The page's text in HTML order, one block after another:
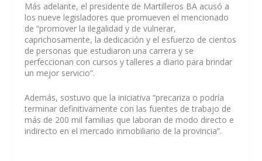
Más adelante, el presidente de Martilleros BA acusó a
los nueve legisladores que promueven el mencionado
de “promover la ilegalidad y de vulnerar,
caprichosamente, la dedicación y el esfuerzo de cientos
de personas que estudiaron una carrera y se
perfeccionan con cursos y talleres a diario para brindar
un mejor servicio”.
Además, sostuvo que la iniciativa “precariza o podría
terminar definitivamente con las fuentes de trabajo de
más de 200 mil familias que laboran de modo directo e
indirecto en el mercado inmobiliario de la provincia”.